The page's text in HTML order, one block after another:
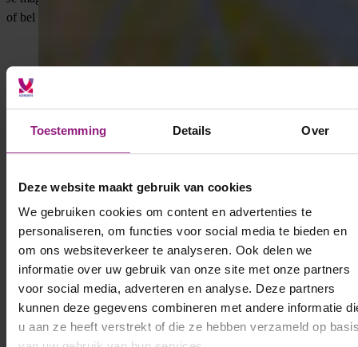
Toestemming Details Over
Deze website maakt gebruik van cookies
We gebruiken cookies om content en advertenties te
personaliseren, om functies voor social media te bieden en
om ons websiteverkeer te analyseren. Ook delen we
informatie over uw gebruik van onze site met onze partners
voor social media, adverteren en analyse. Deze partners
kunnen deze gegevens combineren met andere informatie
u aan ze heeft verstrekt of die ze hebben verzameld op
of bel